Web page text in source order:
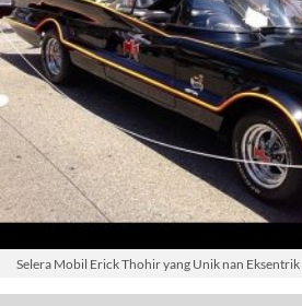
Selera Mobil Erick Thohir yang Unik nan Eksentrik